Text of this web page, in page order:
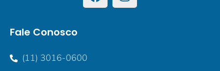
Fale Conosco
(11) 3016-0600